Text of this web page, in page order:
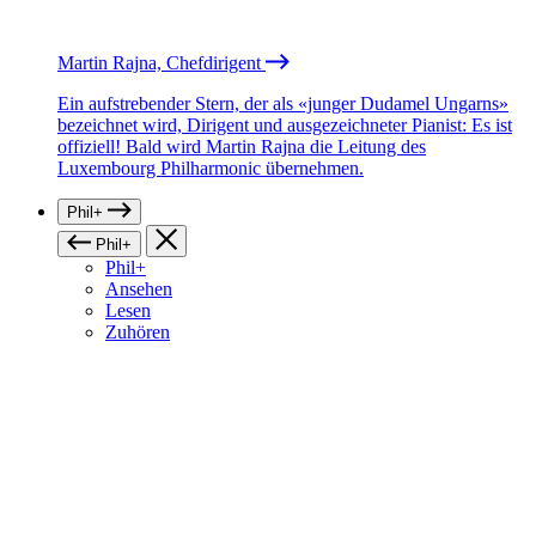
Martin Rajna, Chefdirigent
Ein aufstrebender Stern, der als «junger Dudamel Ungarns»
bezeichnet wird, Dirigent und ausgezeichneter Pianist: Es ist
offiziell! Bald wird Martin Rajna die Leitung des
Luxembourg Philharmonic übernehmen.
Phil+
Phil+
Phil+
Ansehen
Lesen
Zuhören